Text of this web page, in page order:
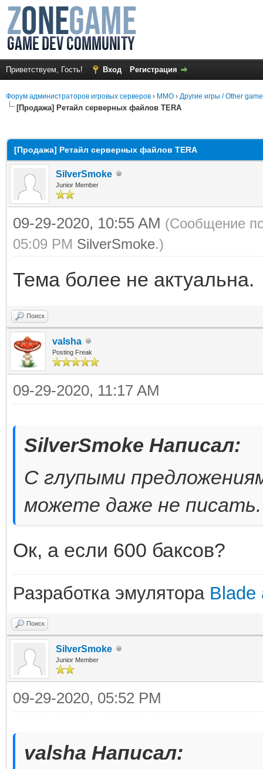
Приветствуем, Гость! Вход Регистрация
Форум администраторов игровых серверов › MMO › Другие игры / Other
[Продажа] Ретайл серверных файлов TERA
[Продажа] Ретайл серверных файлов TERA
SilverSmoke
Junior Member
09-29-2020, 10:55 AM (Сообщение
05:09 PM SilverSmoke.)
Тема более не актуальна.
Поиск
valsha
Posting Freak
09-29-2020, 11:17 AM
SilverSmoke Написал:
С глупыми
можете даже не писать.
Ок, а если 600 баксов?
Разработка эмулятора Blade
Поиск
SilverSmoke
Junior Member
09-29-2020, 05:52 PM
valsha Написал: